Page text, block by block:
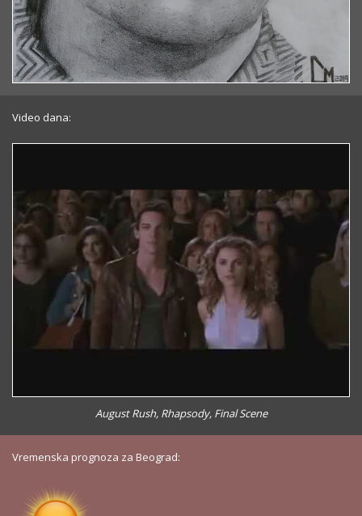
Video dana:
August Rush, Rhapsody, Final Scene
Vremenska prognoza za Beograd: